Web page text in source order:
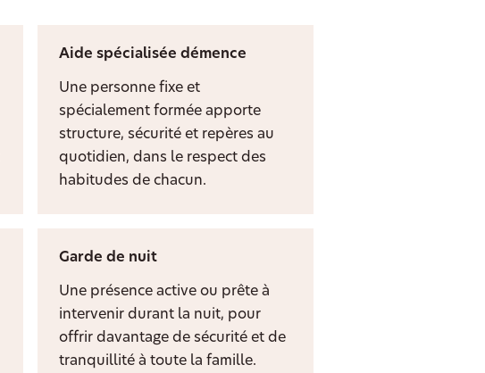
Aide spécialisée démence
Une personne fixe et
spécialement formée apporte
structure, sécurité et repères au
quotidien, dans le respect des
habitudes de chacun.
Garde de nuit
Une présence active ou prête à
intervenir durant la nuit, pour
offrir davantage de sécurité et de
tranquillité à toute la famille.